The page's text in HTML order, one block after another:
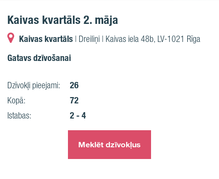
Kaivas kvartāls 2. māja
Kaivas kvartāls | Dreiliņi | Kaivas iela 48b, LV-1021 Rīga
Gatavs dzīvošanai
Dzīvokļi pieejami: 26
Kopā: 72
Istabas: 2 - 4
Meklēt dzīvokļus